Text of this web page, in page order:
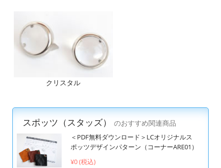
クリスタル
スポッツ（スタッズ）
のおすすめ関連商品
＜PDF無料ダウンロード＞LCオリジナルス
ポッツデザインパターン（コーナーARE01）
¥0 (税込)